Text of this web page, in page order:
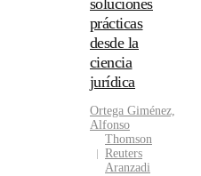
soluciones
prácticas
desde la
ciencia
jurídica
Ortega Giménez,
Alfonso
Thomson
Reuters
Aranzadi